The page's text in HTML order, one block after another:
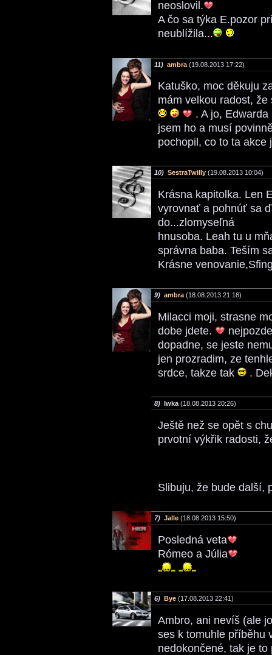
neoslovil.
A čo sa týka E.pozor
neublížila...
11) ambra (19.08.2013 17:22)
Katuško, moc děkuju
mám velkou radost,
. A jo,
jsem ho a musí
pochopil, co to ta akce
10) SestraTwilly (19.08.2013 10:04)
Krásna kapitolka. Len
vyrovnať a pohnúť sa
do...zlomyseľná
hnusoba. Leah tu u
správna baba. Teším
Krásne
9) ambra(18.08.2013 21:18)
Milacci moji, strasne
dobe jdete.
dopadne, se jeste
jen prozradim, ze
srdce, takze tak
.
8) Iwka(18.08.2013 20:26)
Ještě než se opět s
prvotní výkřik radosti,
Slibuju, že bude další,
7) Jalle (18.08.2013 15:50)
Posledná veta
Rómeo a Júlia
6) Bye (17.08.2013 22:41)
Ambro, ani nevíš (ale
ses k tomuhle příběhu
nedokončené, tak je